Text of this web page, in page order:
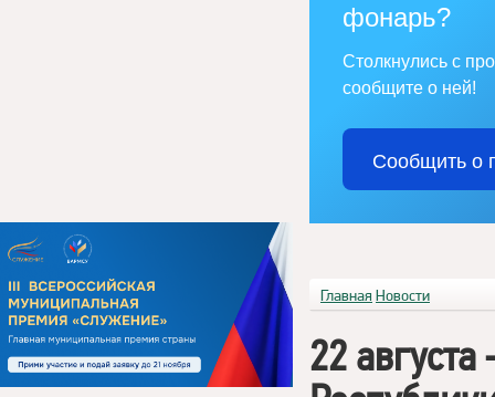
фонарь?
Столкнулись с
сообщите о ней!
Сообщить о
Главная Новости
22